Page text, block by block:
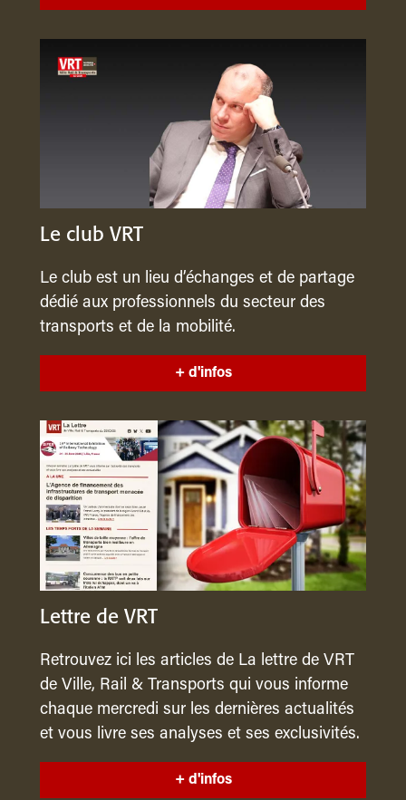
Le club VRT
Le club est un lieu d’échanges et de partage
dédié aux professionnels du secteur des
transports et de la mobilité.
+ d'infos
Lettre de VRT
Retrouvez ici les articles de La lettre de VRT
de Ville, Rail & Transports qui vous informe
chaque mercredi sur les dernières actualités
et vous livre ses analyses et ses exclusivités.
+ d'infos